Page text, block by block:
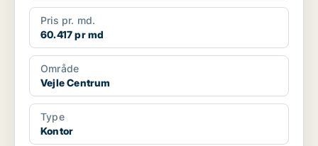
Pris pr. md.
60.417 pr md
Område
Vejle Centrum
Type
Kontor